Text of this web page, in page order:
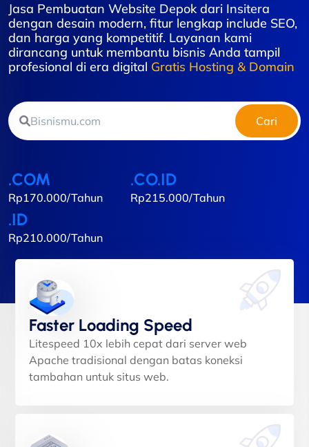
Jasa Pembuatan Website Depok dari Insitera
dengan desain modern, fitur lengkap include SEO,
dan harga yang kompetitif. Layanan kami
dirancang untuk membantu bisnis Anda tampil
profesional di era digital Gratis Hosting & Domain
Cari
.COM
Rp170.000/Tahun
.CO.ID
Rp215.000/Tahun
.ID
Rp210.000/Tahun
Faster Loading Speed
Litespeed 10x lebih cepat dari server web
Apache tradisional dengan batas koneksi
tambahan untuk situs web.